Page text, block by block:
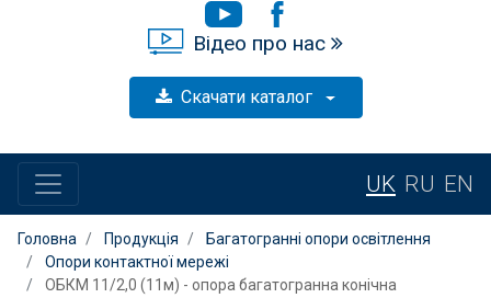
Відео про нас
Скачати каталог
UK RU EN
Головна Продукція
Багатогранні опори освітлення
Опори контактної мережі
ОБКМ 11/2,0 (11м) - опора багатогранна конічна